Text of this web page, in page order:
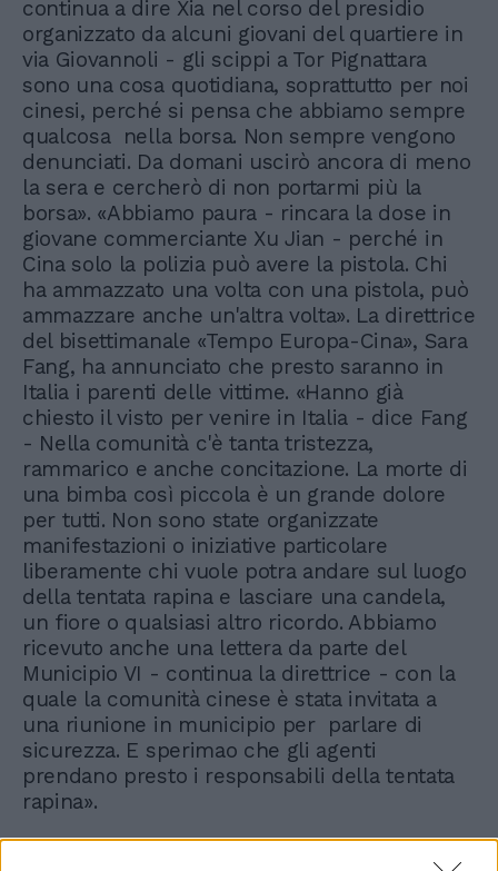
continua a dire Xia nel corso del presidio
organizzato da alcuni giovani del quartiere in
via Giovannoli - gli scippi a Tor Pignattara
sono una cosa quotidiana, soprattutto per noi
cinesi, perché si pensa che abbiamo sempre
qualcosa nella borsa. Non sempre vengono
denunciati. Da domani uscirò ancora di meno
la sera e cercherò di non portarmi più la
borsa». «Abbiamo paura - rincara la dose in
giovane commerciante Xu Jian - perché in
Cina solo la polizia può avere la pistola. Chi
ha ammazzato una volta con una pistola, può
ammazzare anche un'altra volta». La direttrice
del bisettimanale «Tempo Europa-Cina», Sara
Fang, ha annunciato che presto saranno in
Italia i parenti delle vittime. «Hanno già
chiesto il visto per venire in Italia - dice Fang
- Nella comunità c'è tanta tristezza,
rammarico e anche concitazione. La morte di
una bimba così piccola è un grande dolore
per tutti. Non sono state organizzate
manifestazioni o iniziative particolare
liberamente chi vuole potra andare sul luogo
della tentata rapina e lasciare una candela,
un fiore o qualsiasi altro ricordo. Abbiamo
ricevuto anche una lettera da parte del
Municipio VI - continua la direttrice - con la
quale la comunità cinese è stata invitata a
una riunione in municipio per parlare di
sicurezza. E sperimao che gli agenti
prendano presto i responsabili della tentata
rapina».